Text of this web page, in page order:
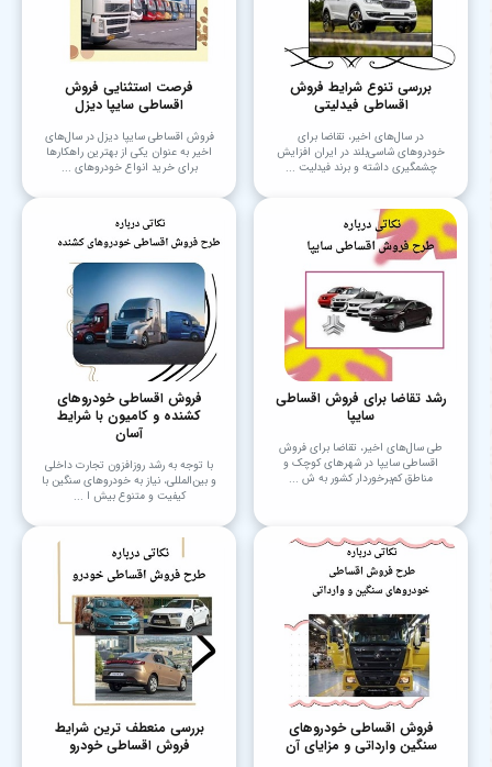
بررسی تنوع شرایط فروش
اقساطی فیدلیتی
در سال‌های اخیر، تقاضا برای
خودروهای شاسی‌بلند در ایران افزایش
چشمگیری داشته و برند فیدلیت ...
فرصت استثنایی فروش
اقساطی سایپا دیزل
فروش اقساطی سایپا دیزل در سال‌های
اخیر به عنوان یکی از بهترین راهکارها
برای خرید انواع خودروهای ...
رشد تقاضا برای فروش اقساطی
سایپا
طی سال‌های اخیر، تقاضا برای فروش
اقساطی سایپا در شهرهای کوچک و
مناطق کم‌برخوردار کشور به ش ...
فروش اقساطی خودروهای
کشنده و کامیون با شرایط
آسان
با توجه به رشد روزافزون تجارت داخلی
و بین‌المللی، نیاز به خودروهای سنگین با
کیفیت و متنوع بیش ا ...
فروش اقساطی خودروهای
سنگین وارداتی و مزایای آن
بررسی منعطف ترین شرایط
فروش اقساطی خودرو